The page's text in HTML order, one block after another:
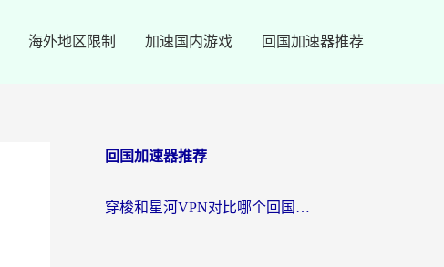
海外地区限制 加速国内游戏 回国加速器推荐
回国加速器推荐
穿梭和星河VPN对比哪个回国效果更好？海外党亲测5款加速器的无缝访问指南